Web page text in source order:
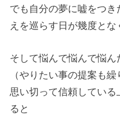
でも自分の夢に嘘をつ
えを巡らす日が幾度とな
そして悩んで悩んで悩ん
（やりたい事の提案も
思い切って信頼してい
ると